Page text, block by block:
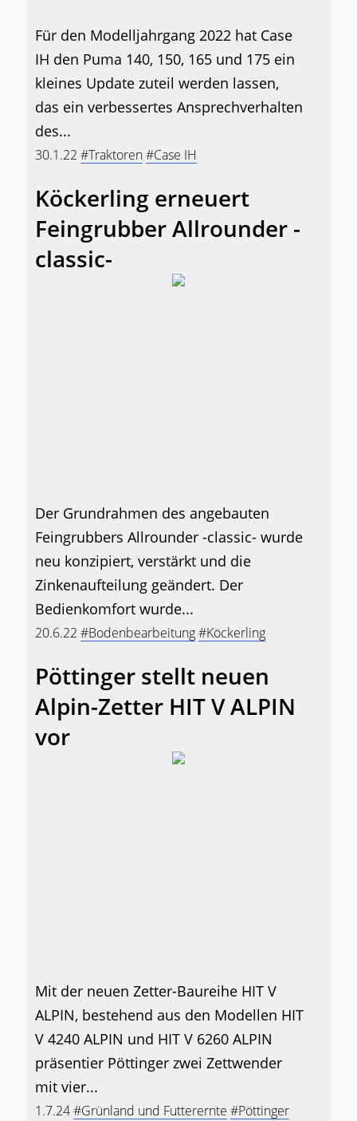
Für den Modelljahrgang 2022 hat Case
IH den Puma 140, 150, 165 und 175 ein
kleines Update zuteil werden lassen,
das ein verbessertes Ansprechverhalten
des...
30.1.22 #Traktoren#Case IH
Köckerling erneuert
Feingrubber Allrounder -
classic-
Der Grundrahmen des angebauten
Feingrubbers Allrounder -classic- wurde
neu konzipiert, verstärkt und die
Zinkenaufteilung geändert. Der
Bedienkomfort wurde...
20.6.22 #Bodenbearbeitung#Köckerling
Pöttinger stellt neuen
Alpin-Zetter HIT V ALPIN
vor
Mit der neuen Zetter-Baureihe HIT V
ALPIN, bestehend aus den Modellen HIT
V 4240 ALPIN und HIT V 6260 ALPIN
präsentier Pöttinger zwei Zettwender
mit vier...
1.7.24#Grünland und Futterernte #Pöttinger